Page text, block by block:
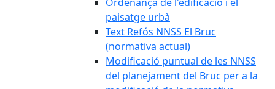
paisatge urbà
Text Refós NNSS El Bruc
(normativa actual)
Modificació puntual de les NNSS
del planejament del Bruc per a la